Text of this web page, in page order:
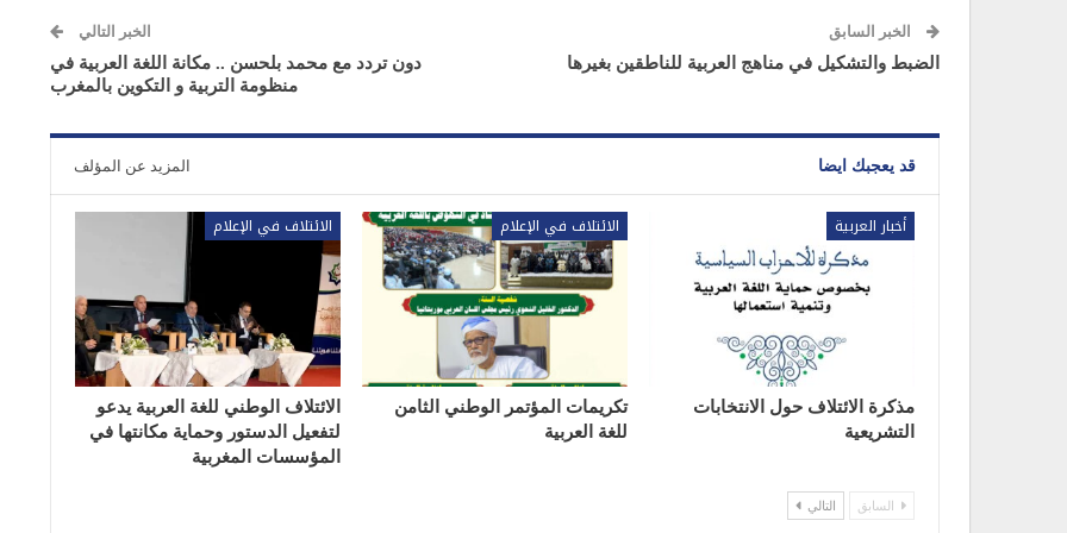
الخبر السابق
الضبط والتشكيل في مناهج العربية للناطقين بغيرها
الخبر التالي
دون تردد مع محمد بلحسن .. مكانة اللغة العربية في
منظومة التربية و التكوين بالمغرب
قد يعجبك ايضا المزيد عن المؤلف
أخبار العربية
مذكرة الائتلاف حول الانتخابات
التشريعية
الائتلاف في الإعلام
تكريمات المؤتمر الوطني الثامن
للغة العربية
الائتلاف في الإعلام
الائتلاف الوطني للغة العربية يدعو
لتفعيل الدستور وحماية مكانتها في
المؤسسات المغربية
السابق التالي